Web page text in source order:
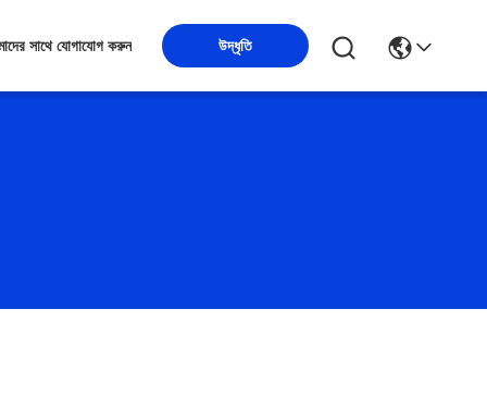
সাথে যোগাযোগ করুন উদ্ধৃতি